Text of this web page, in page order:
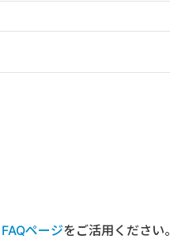
ページをご活用ください。